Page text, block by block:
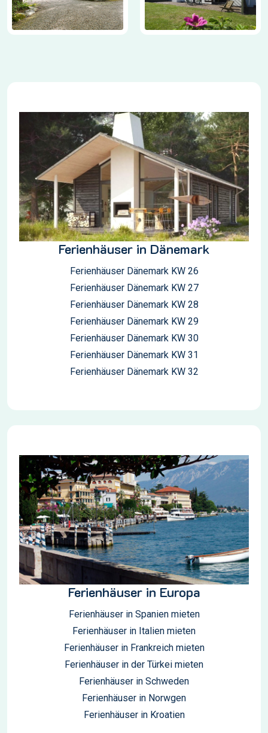
Ferienhäuser in Dänemark
Ferienhäuser Dänemark KW 26
Ferienhäuser Dänemark KW 27
Ferienhäuser Dänemark KW 28
Ferienhäuser Dänemark KW 29
Ferienhäuser Dänemark KW 30
Ferienhäuser Dänemark KW 31
Ferienhäuser Dänemark KW 32
Ferienhäuser in Europa
Ferienhäuser in Spanien mieten
Ferienhäuser in Italien mieten
Ferienhäuser in Frankreich mieten
Ferienhäuser in der Türkei mieten
Ferienhäuser in Schweden
Ferienhäuser in Norwgen
Ferienhäuser in Kroatien